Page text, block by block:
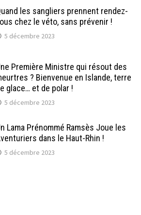
les sangliers prennent rendez-
chez le véto, sans prévenir !
5 décembre 2023
Première Ministre qui résout des
? Bienvenue en Islande, terre
glace… et de polar !
5 décembre 2023
Lama Prénommé Ramsès Joue les
dans le Haut-Rhin !
5 décembre 2023